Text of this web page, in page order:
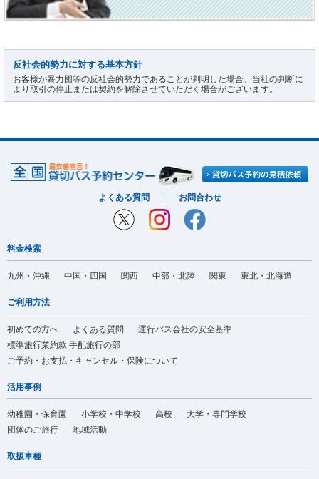
反社会的勢力に対する基本方針
お客様が暴力団等の反社会的勢力であることが判明した場合、当社の判断に
より取引の停止または契約を解除させていただく場合がございます。
よくある質問 お問合わせ
料金検索
九州・沖縄 中国・四国 関西 中部・北陸 関東 東北・北海道
ご利用方法
初めての方へ よくある質問
運行バス会社の安全基準
標準旅行業約款 手配旅行の部
ご予約・お支払・キャンセル・保険について
活用事例
幼稚園・保育園 小学校・中学校 高校
大学・専門学校
団体のご旅行
地域活動
取扱車種